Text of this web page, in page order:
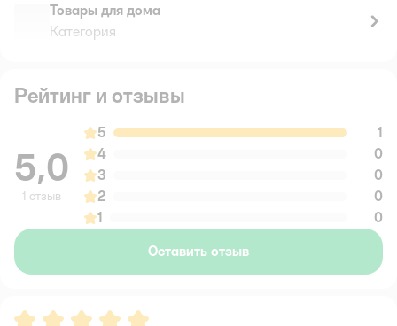
Товары для дома
Категория
Рейтинг и отзывы
5,0
1 отзыв
5
1
4
0
3
0
2
0
1
0
Оставить отзыв
Рейтинг:5